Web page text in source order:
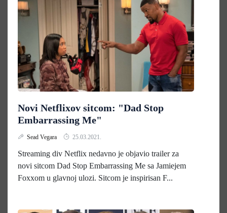
Novi Netflixov sitcom: "Dad Stop
Embarrassing Me"
Sead Vegara 25.03.2021.
Streaming div Netflix nedavno je objavio trailer za
novi sitcom Dad Stop Embarrassing Me sa Jamiejem
Foxxom u glavnoj ulozi. Sitcom je inspirisan F...